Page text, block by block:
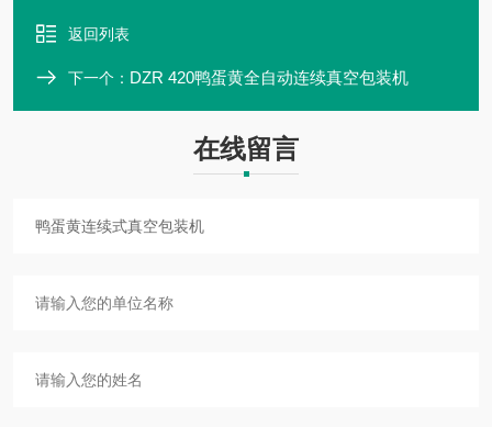
返回列表
下一个： DZR 420鸭蛋黄全自动连续真空包装机
在线留言